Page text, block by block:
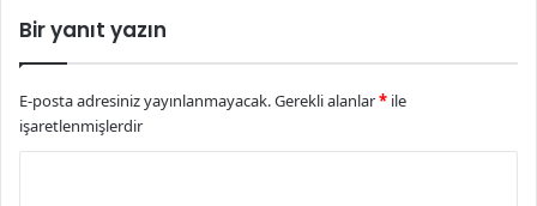
Bir yanıt yazın
E-posta adresiniz yayınlanmayacak.Gerekli alanlar* ile
işaretlenmişlerdir